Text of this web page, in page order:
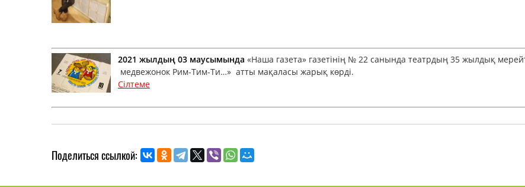
2021 жылдың 03 маусымында «Наша газета» газетінің № 22 санында театрдың 35 жылдық
медвежонок Рим-Тим-Ти…» атты мақаласы жарық көрді.
Сілтеме
Поделиться ссылкой: